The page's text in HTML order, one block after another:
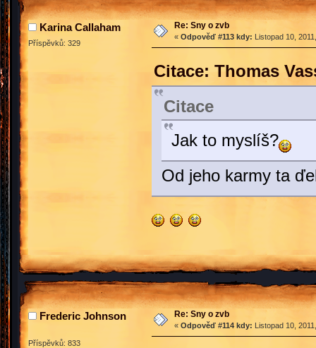
Karina Callaham
Příspěvků: 329
Re: Sny o zvb
« Odpověď #113 kdy: Listopad 10,
Citace: Thomas
Citace
Jak to myslíš?
Od jeho karmy ta
Frederic Johnson
Příspěvků: 833
Re: Sny o zvb
« Odpověď #114 kdy: Listopad 10,